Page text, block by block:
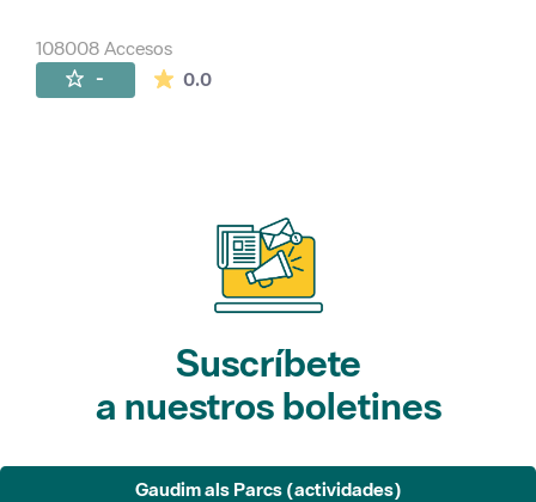
108008 Accesos
- 0.0La valoración media es de 0 estrellas de
Suscríbete
a nuestros boletines
Gaudim als Parcs (actividades)